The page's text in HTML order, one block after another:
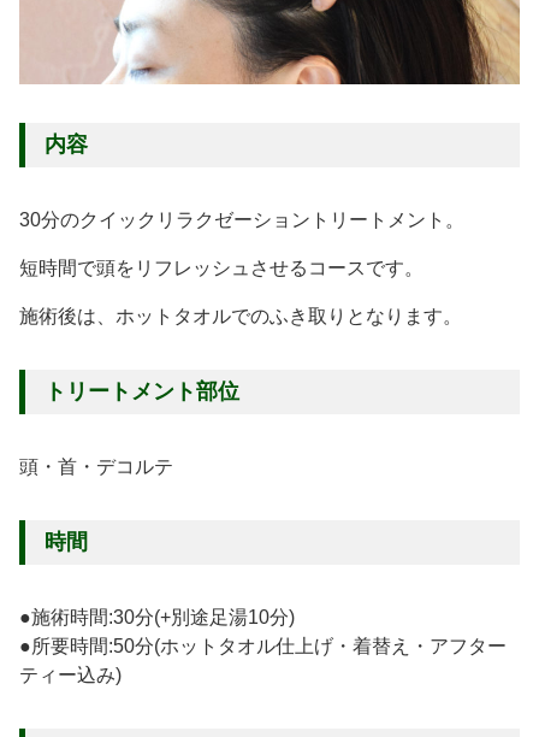
内容
30分のクイックリラクゼーショントリートメント。
短時間で頭をリフレッシュさせるコースです。
施術後は、ホットタオルでのふき取りとなります。
トリートメント部位
頭・首・デコルテ
時間
●施術時間:30分(+別途足湯10分)
●所要時間:50分(ホットタオル仕上げ・着替え・アフター
ティー込み)